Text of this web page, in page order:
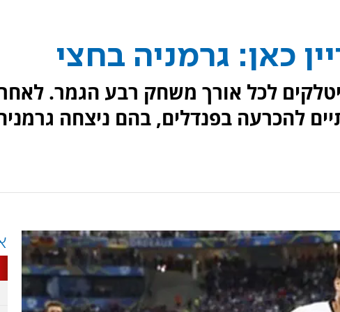
כאן: גרמניה בחצי
לכל אורך משחק רבע הגמר.
להכרעה בפנדלים, בהם ניצחה